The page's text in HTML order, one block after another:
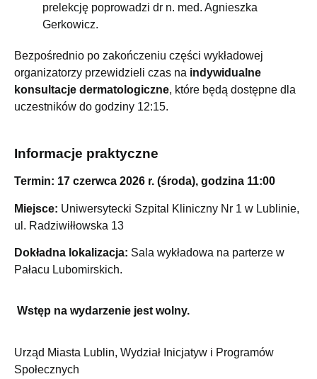
prelekcję poprowadzi dr n. med. Agnieszka
Gerkowicz.
Bezpośrednio po zakończeniu części wykładowej
organizatorzy przewidzieli czas na indywidualne
konsultacje dermatologiczne, które będą dostępne dla
uczestników do godziny 12:15.
Informacje praktyczne
Termin: 17 czerwca 2026 r. (środa), godzina 11:00
Miejsce: Uniwersytecki Szpital Kliniczny Nr 1 w Lublinie,
ul. Radziwiłłowska 13
Dokładna lokalizacja: Sala wykładowa na parterze w
Pałacu Lubomirskich.
Wstęp na wydarzenie jest wolny.
Urząd Miasta Lublin, Wydział Inicjatyw i Programów
Społecznych